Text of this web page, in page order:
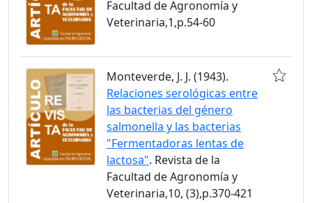
Facultad de Agronomía y
Veterinaria,1,p.54-60
Monteverde, J. J. (1943).
Relaciones serológicas entre
las bacterias del género
salmonella y las bacterias
"Fermentadoras lentas de
lactosa". Revista de la
Facultad de Agronomía y
Veterinaria,10, (3),p.370-421